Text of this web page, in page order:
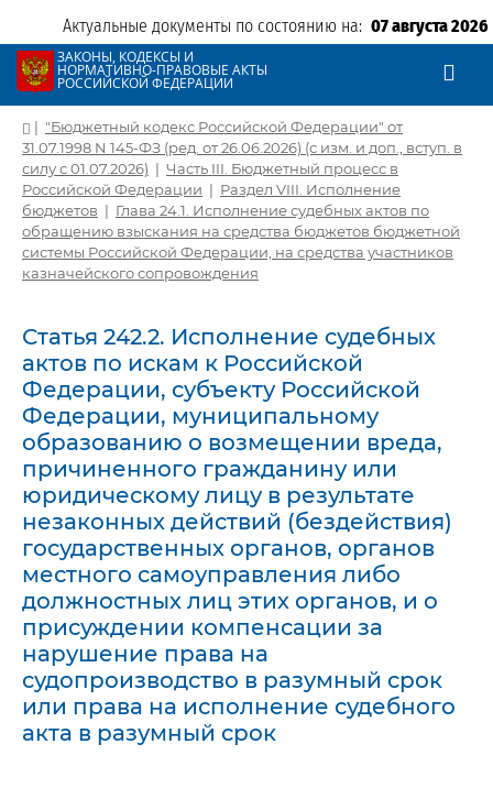
Актуальные документы по состоянию на: 07 августа 2026
ЗАКОНЫ, КОДЕКСЫ И
НОРМАТИВНО-ПРАВОВЫЕ АКТЫ
РОССИЙСКОЙ ФЕДЕРАЦИИ
| "Бюджетный кодекс Российской Федерации" от
31.07.1998 N 145-ФЗ (ред. от 26.06.2026) (с изм. и доп., вступ. в
силу с 01.07.2026) | Часть III. Бюджетный процесс в
Российской Федерации | Раздел VIII. Исполнение
бюджетов | Глава 24.1. Исполнение судебных актов по
обращению взыскания на средства бюджетов бюджетной
системы Российской Федерации, на средства участников
казначейского сопровождения
Статья 242.2. Исполнение судебных
актов по искам к Российской
Федерации, субъекту Российской
Федерации, муниципальному
образованию о возмещении вреда,
причиненного гражданину или
юридическому лицу в результате
незаконных действий (бездействия)
государственных органов, органов
местного самоуправления либо
должностных лиц этих органов, и о
присуждении компенсации за
нарушение права на
судопроизводство в разумный срок
или права на исполнение судебного
акта в разумный срок